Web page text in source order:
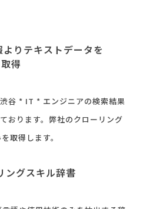
りテキストデータを
取得
谷 * IT * エンジニアの検索結果
おります。弊社のクローリング
取得します。
ングスキル辞書